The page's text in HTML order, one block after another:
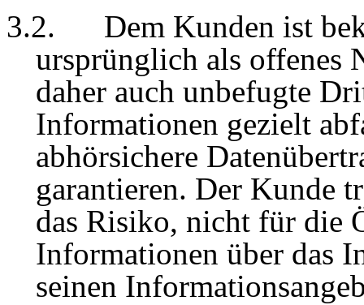
3.2.
Dem Kunden ist
ursprünglich als offenes
daher auch unbefugte
Informationen gezielt
abhörsichere
garantieren. Der Kunde
das Risiko, nicht für die
Informationen über das
seinen